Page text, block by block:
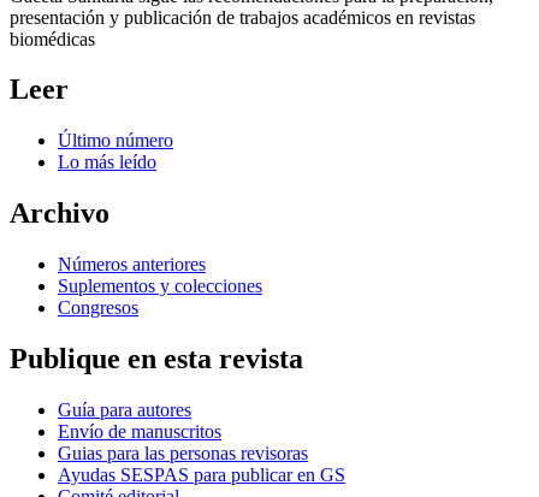
presentación y publicación de trabajos académicos en revistas
biomédicas
Leer
Último número
Lo más leído
Archivo
Números anteriores
Suplementos y colecciones
Congresos
Publique en esta revista
Guía para autores
Envío de manuscritos
Guias para las personas revisoras
Ayudas SESPAS para publicar en GS